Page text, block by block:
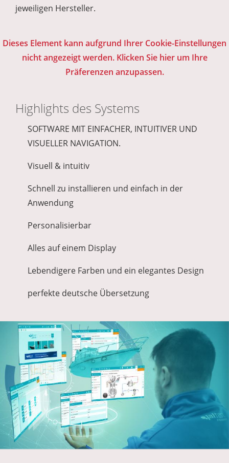
jeweiligen Hersteller.
Dieses Element kann aufgrund Ihrer Cookie-Einstellungen
nicht angezeigt werden. Klicken Sie hier um Ihre
Präferenzen anzupassen.
Highlights des Systems
SOFTWARE MIT EINFACHER, INTUITIVER UND
VISUELLER NAVIGATION.
Visuell & intuitiv
Schnell zu installieren und einfach in der
Anwendung
Personalisierbar
Alles auf einem Display
Lebendigere Farben und ein elegantes Design
perfekte deutsche Übersetzung